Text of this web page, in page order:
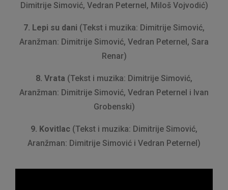
Dimitrije Simović, Vedran Peternel, Miloš Vojvodić)
7. Lepi su dani (Tekst i muzika: Dimitrije Simović,
Aranžman: Dimitrije Simović, Vedran Peternel, Sara
Renar)
8. Vrata (Tekst i muzika: Dimitrije Simović,
Aranžman: Dimitrije Simović, Vedran Peternel i Ivan
Grobenski)
9. Kovitlac (Tekst i muzika: Dimitrije Simović,
Aranžman: Dimitrije Simović i Vedran Peternel)